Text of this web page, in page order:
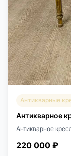
Антикварные
Антикварное
Антикварное
220 000 ₽